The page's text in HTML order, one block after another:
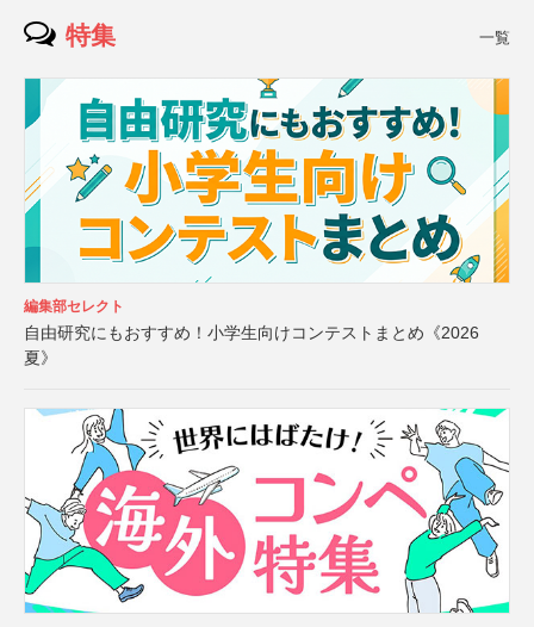
特集 一覧
編集部セレクト
自由研究にもおすすめ！小学生向けコンテストまとめ《2026
夏》